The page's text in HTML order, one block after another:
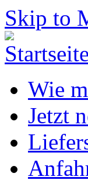
Skip to
Wie
Jetzt